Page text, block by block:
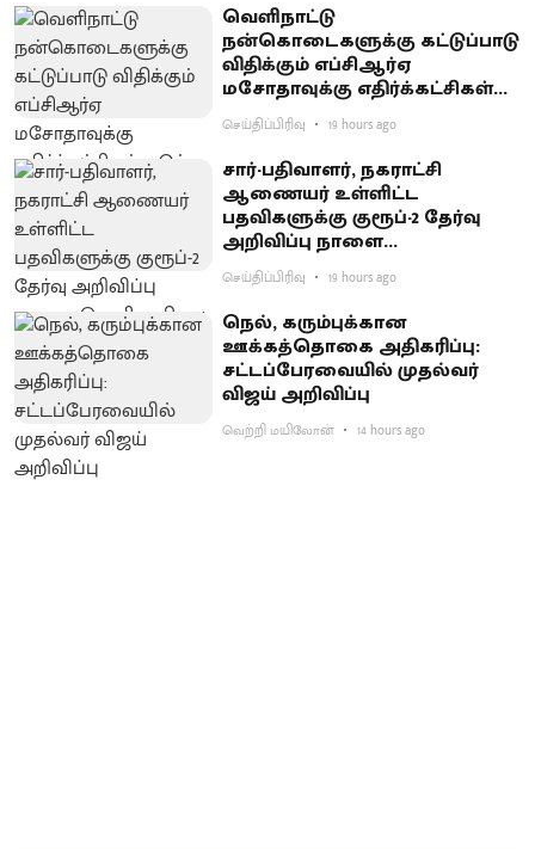
வெளிநாட்டு
நன்கொடைகளுக்கு கட்டுப்பாடு
விதிக்கும் எப்சிஆர்ஏ
மசோதாவுக்கு எதிர்க்கட்சிகள்
கடும் எதிர்ப்பு
செய்திப்பிரிவு 19 hours ago
சார்-பதிவாளர், நகராட்சி
ஆணையர் உள்ளிட்ட
பதவிகளுக்கு குரூப்-2 தேர்வு
அறிவிப்பு நாளை
வெளியாகிறது
செய்திப்பிரிவு 19 hours ago
நெல், கரும்புக்கான
ஊக்கத்தொகை அதிகரிப்பு:
சட்டப்பேரவையில் முதல்வர்
விஜய் அறிவிப்பு
வெற்றி மயிலோன் 14 hours ago